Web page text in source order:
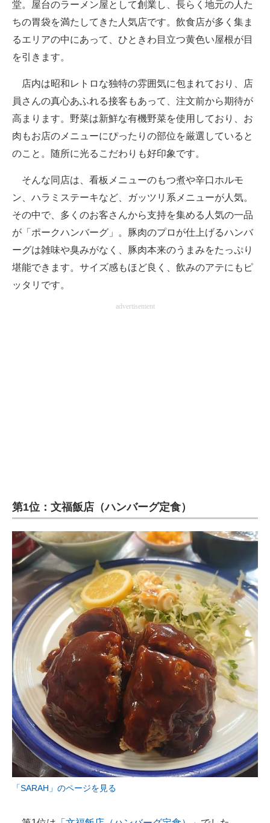
堂。屋台のラーメン屋として創業し、長らく地元の人た
ちの胃袋を満たしてきた人気店です。飲食店が多く集ま
るエリアの中にあって、ひときわ目立つ黄色い屋根が目
を引きます。
店内は昭和レトロな独特の雰囲気に包まれており、店
員さんの真心あふれる接客もあって、注文前から期待が
高まります。野菜は新鮮な有機野菜を使用しており、お
肉もお店のメニューにぴったりの部位を厳選していると
のこと。随所に光るこだわりも好印象です。
そんな同店は、看板メニューのもつ煮や辛口ホルモ
ン、ハラミステーキなど、ガッツリ系メニューが人気。
その中で、多くのお客さんから支持を集める人気の一品
が「ポークハンバーグ」。豚肉のプロが仕上げるハンバ
ーグは雑味や臭みがなく、豚肉本来のうまみをたっぷり
堪能できます。サイズ感もほど良く、飲みのアテにもピ
ッタリです。
advertisement
第1位：文福飯店（ハンバーグ定食）
「SARAH」のページを見る